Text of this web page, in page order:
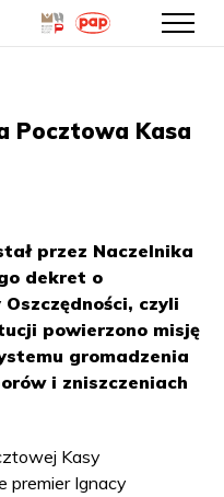
Pocztowa Kasa
przez Naczelnika
dekret o
czyli
powierzono misję
gromadzenia
i zniszczeniach
Kasy
premier Ignacy